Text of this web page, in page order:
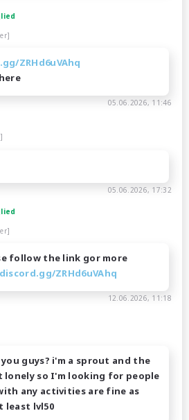
ZRHd6uVAhq
05.06.2026, 11:46
05.06.2026, 17:32
follow the link gor more
ZRHd6uVAhq
12.06.2026, 11:18
guys? i'm a sprout and the
lonely so I'm looking for people
any activities are fine as
least lvl50